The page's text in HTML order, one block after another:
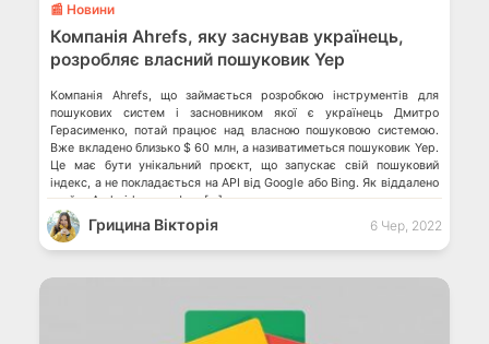
📰 Новини
Компанія Ahrefs, яку заснував українець,
розробляє власний пошуковик Yep
Компанія Ahrefs, що займається розробкою інструментів для
пошукових систем і засновником якої є українець Дмитро
Герасименко, потай працює над власною пошуковою системою.
Вже вкладено близько $ 60 млн, а називатиметься пошуковик Yep.
Це має бути унікальний проєкт, що запускає свій пошуковий
індекс, а не покладається на API від Google або Bing. Як віддалено
знайти Android-смартфон, […]
Грицина Вікторія 6 Чер, 2022